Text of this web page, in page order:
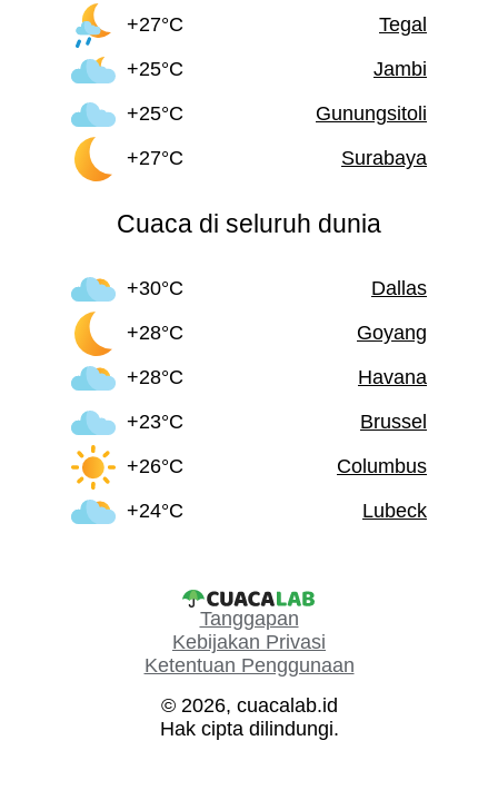
+27°C
Tegal
+25°C
Jambi
+25°C
Gunungsitoli
+27°C
Surabaya
Cuaca di seluruh dunia
+30°C
Dallas
+28°C
Goyang
+28°C
Havana
+23°C
Brussel
+26°C
Columbus
+24°C
Lubeck
Tanggapan
Kebijakan Privasi
Ketentuan Penggunaan
© 2026, cuacalab.id
Hak cipta dilindungi.